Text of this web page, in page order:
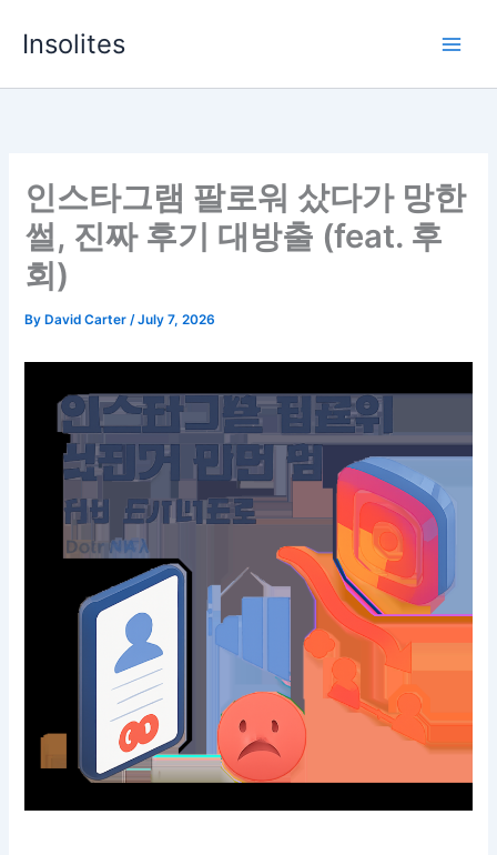
Insolites
인스타그램 팔로워 샀다가 망한
썰, 진짜 후기 대방출 (feat. 후
회)
By David Carter/July 7, 2026